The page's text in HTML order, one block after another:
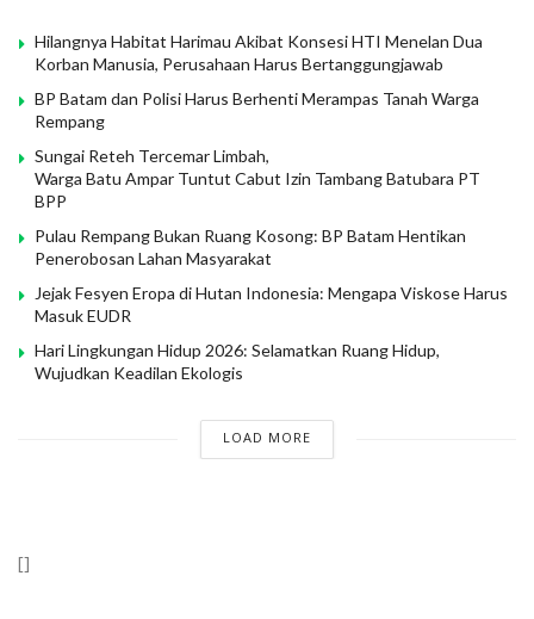
Hilangnya Habitat Harimau Akibat Konsesi HTI Menelan Dua
Korban Manusia, Perusahaan Harus Bertanggungjawab
BP Batam dan Polisi Harus Berhenti Merampas Tanah Warga
Rempang
Sungai Reteh Tercemar Limbah,
Warga Batu Ampar Tuntut Cabut Izin Tambang Batubara PT
BPP
Pulau Rempang Bukan Ruang Kosong: BP Batam Hentikan
Penerobosan Lahan Masyarakat
Jejak Fesyen Eropa di Hutan Indonesia: Mengapa Viskose Harus
Masuk EUDR
Hari Lingkungan Hidup 2026: Selamatkan Ruang Hidup,
Wujudkan Keadilan Ekologis
LOAD MORE
[]